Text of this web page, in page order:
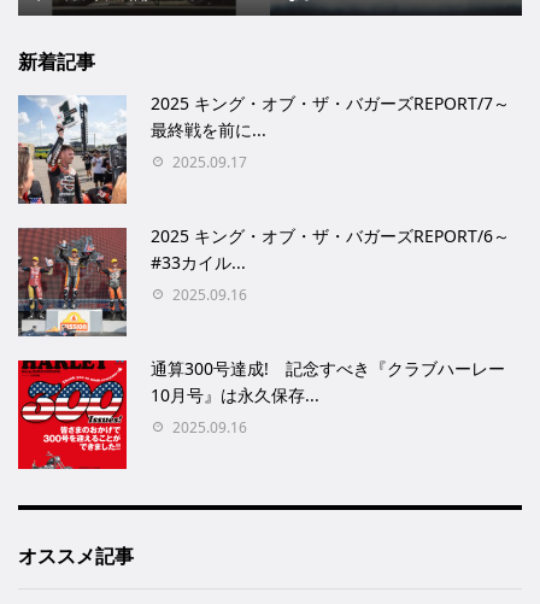
新着記事
2025 キング・オブ・ザ・バガーズREPORT/7～
最終戦を前に...
2025.09.17
2025 キング・オブ・ザ・バガーズREPORT/6～
#33カイル...
2025.09.16
通算300号達成! 記念すべき『クラブハーレー
10月号』は永久保存...
2025.09.16
オススメ記事